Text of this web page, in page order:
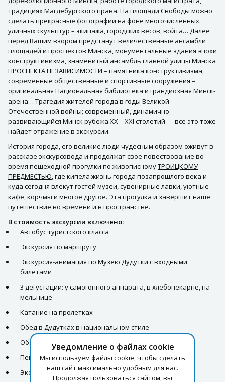
традициях Магдебургского права. На площади Свободы можно
сделать прекрасные фотографии на фоне многочисленных
уличных скульптур – экипажа, городских весов, войта… Далее
перед Вашим взором предстанут величественные ансамбли
площадей и проспектов Минска, монументальные здания эпохи
конструктивизма, знаменитый ансамбль главной улицы Минска
ПРОСПЕКТА НЕЗАВИСИМОСТИ – памятника конструктивизма,
современные общественные и спортивные сооружения –
оригинальная Национальная библиотека и грандиозная Минск-
арена… Трагедия жителей города в годы Великой
Отечественной войны; современный, динамично
развивающийся Минск рубежа ХХ—ХХI столетий — все это тоже
найдет отражение в экскурсии.
История города, его великие люди чудесным образом оживут в
рассказе экскурсовода и продолжат свое повествование во
время пешеходной прогулки по живописномуТРОИЦКОМУ
ПРЕДМЕСТЬЮ, где кипела жизнь города позапрошлого века и
куда сегодня влекут гостей музеи, сувенирные лавки, уютные
кафе, корчмы и многое другое. Эта прогулка и завершит наше
путешествие во времени и в пространстве.
В стоимость экскурсии включено:
Автобус туристского класса
Экскурсия по маршруту
Экс­кур­сия-анимация по Музею Дудутки с входными
билетами
3 дегустации: у самогонного аппарата, в хлебопекарне, на
мельнице
Катание на пролетках
Обед в Дудутках в национальном стиле
Обзорная экскурсия по Минску
Пешеходная экскурсия по Верхнему городу
Экскурсия по Троицкому предместью
Уведомление о файлах cookie
Мы используем файлы cookie, чтобы сделать
наш сайт максимально удобным для вас.
Продолжая пользоваться сайтом, вы